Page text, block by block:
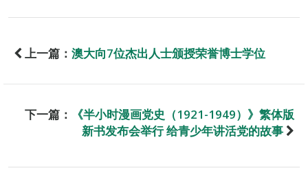
上一篇： 澳大向7位杰出人士颁授荣誉博士学位
下一篇：
《半小时漫画党史（1921-1949）》繁体版
新书发布会举行 给青少年讲活党的故事